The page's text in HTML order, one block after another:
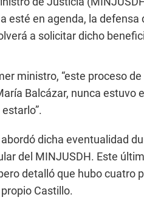
esté en agenda, la defensa
a solicitar dicho
ministro, “este proceso
Balcázar, nunca estuvo
dicha eventualidad
del MINJUSDH. Este
detalló que hubo cuatro
Castillo.